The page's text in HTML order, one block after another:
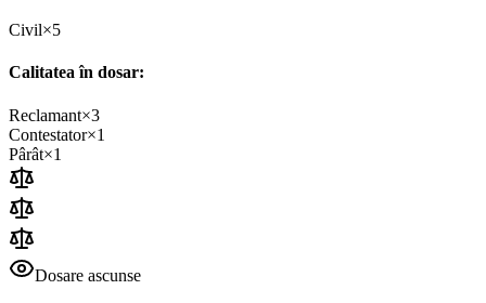
Civil×5
Calitatea în dosar:
Reclamant×3
Contestator×1
Pârât×1
Dosare ascunse